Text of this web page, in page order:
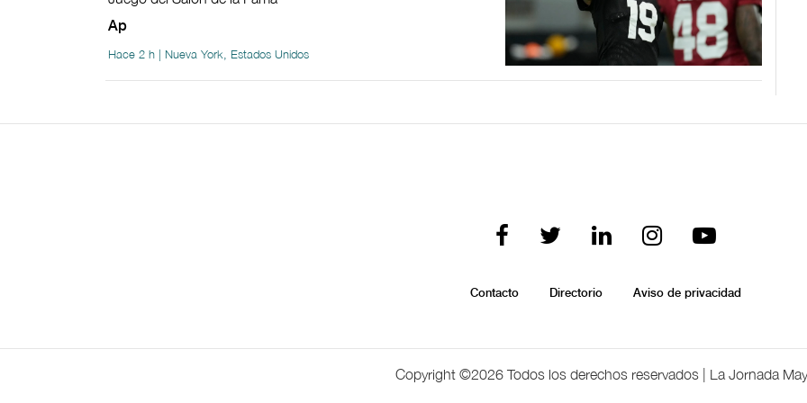
Ap
Hace 2 h | Nueva York, Estados Unidos
Contacto Directorio Aviso de privacidad
Copyright ©2026 Todos los derechos reservados | La Jornada